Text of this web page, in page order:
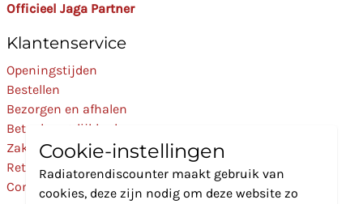
Officieel Jaga Partner
Klantenservice
Openingstijden
Bestellen
Bezorgen en afhalen
Betaalmogelijkheden
Zakelijk
Retourneren
Contact
Cookie-instellingen
Radiatorendiscounter maakt gebruik van
cookies, deze zijn nodig om deze website zo